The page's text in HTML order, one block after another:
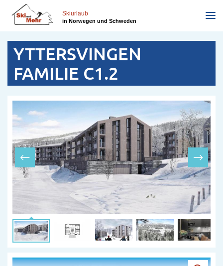
zum
Inhalt
Skiurlaub
in Norwegen und Schweden
YTTERSVINGEN
FAMILIE C1.2